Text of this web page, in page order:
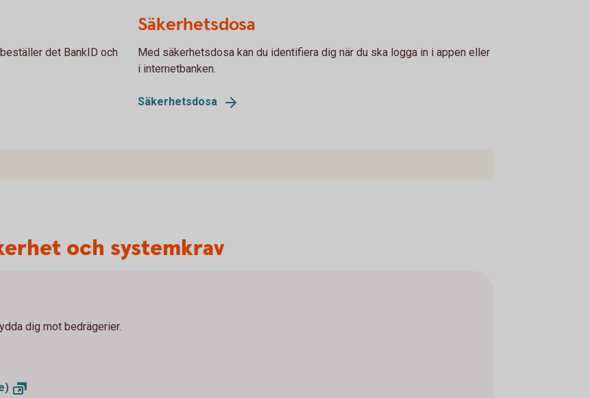
det BankID och
Säkerhetsdosa
Med säkerhetsdosa kan du identifiera dig när du ska logga in i appen eller
i internetbanken.
Säkerhetsdosa
och systemkrav
dig mot bedrägerier.